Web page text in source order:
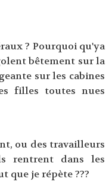
? Pourquoi qu'ya
bêtement sur la
sur les cabines
filles toutes nues
ou des travailleurs
rentrent dans les
que je répète ???